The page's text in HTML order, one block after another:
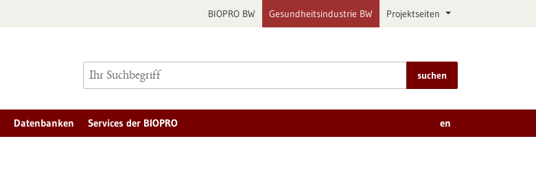
BIOPRO BW Gesundheitsindustrie BW Projektseiten
suchen
Datenbanken Services der BIOPRO en